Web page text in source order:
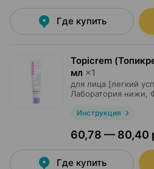
Где купить
Topicrem
мл ×1
для лица [легкий
Лаборатория нижи ,
Инструкция
60,78 — 80,40
Где купить